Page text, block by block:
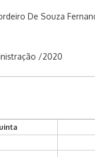
De Souza
/2020